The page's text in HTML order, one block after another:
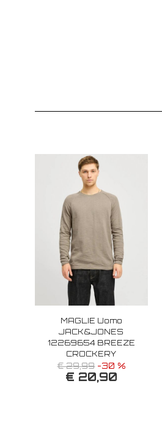
MAGLIE Uomo
JACK&JONES
12269654 BREEZE
CROCKERY
€ 29,99-30 %
€ 20,90